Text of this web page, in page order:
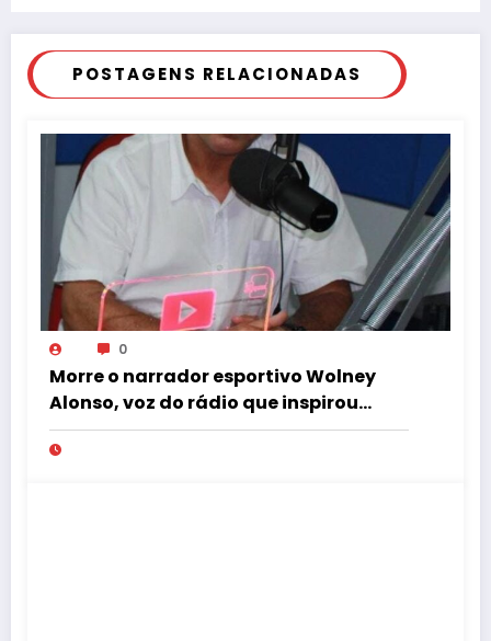
POSTAGENS RELACIONADAS
0
Morre o narrador esportivo Wolney
Alonso, voz do rádio que inspirou
Gustavo Villani